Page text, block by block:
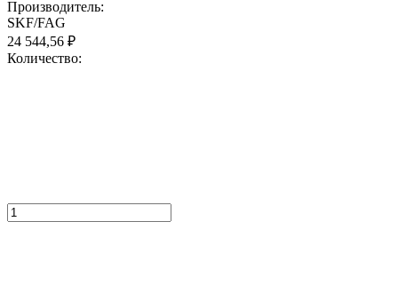
Производитель:
SKF/FAG
24 544,56 ₽
Количество: